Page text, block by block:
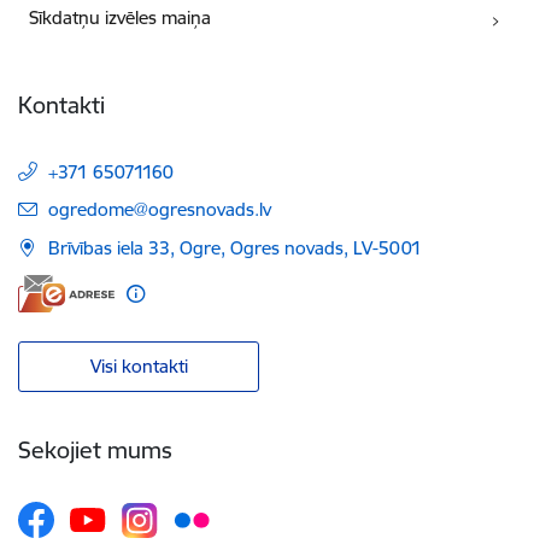
Sīkdatņu izvēles maiņa
Kontakti
+371 65071160
E-pasts:
ogredome@ogresnovads.lv
Brīvības iela 33, Ogre, Ogres novads, LV-5001
Visi kontakti
Sekojiet mums